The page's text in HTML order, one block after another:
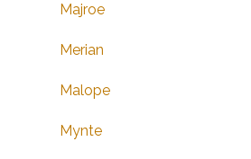
Majroe
Merian
Malope
Mynte